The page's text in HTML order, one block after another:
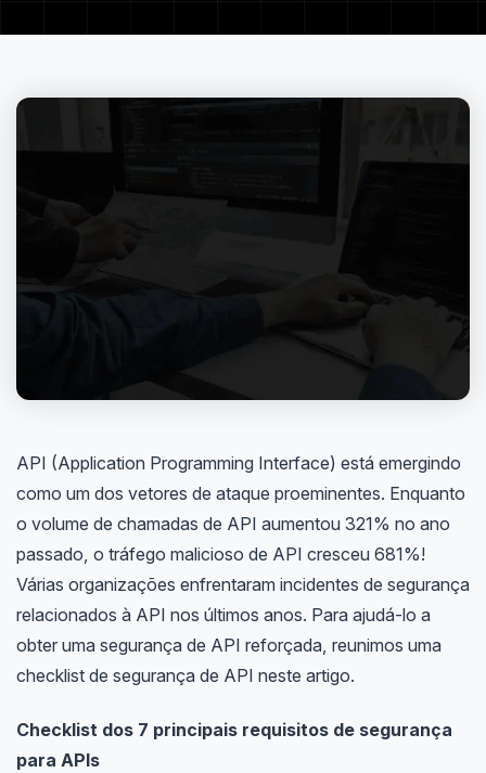
API (Application Programming Interface) está emergindo
como um dos vetores de ataque proeminentes. Enquanto
o volume de chamadas de API aumentou 321% no ano
passado, o tráfego malicioso de API cresceu 681%!
Várias organizações enfrentaram incidentes de segurança
relacionados à API nos últimos anos. Para ajudá-lo a
obter uma segurança de API reforçada, reunimos uma
checklist de segurança de API neste artigo.
Checklist dos 7 principais requisitos de segurança
para APIs